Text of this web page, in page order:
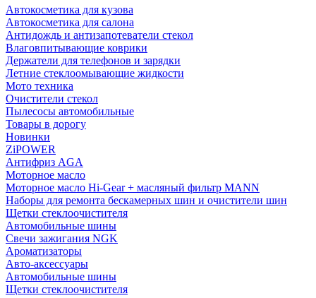
Автокосметика для кузова
Автокосметика для салона
Антидождь и антизапотеватели стекол
Влаговпитывающие коврики
Держатели для телефонов и зарядки
Летние стеклоомывающие жидкости
Мото техника
Очистители стекол
Пылесосы автомобильные
Товары в дорогу
Новинки
ZiPOWER
Антифриз AGA
Моторное масло
Моторное масло Hi-Gear + масляный фильтр MANN
Наборы для ремонта бескамерных шин и очистители шин
Щетки стеклоочистителя
Автомобильные шины
Свечи зажигания NGK
Ароматизаторы
Авто-аксессуары
Автомобильные шины
Щетки стеклоочистителя